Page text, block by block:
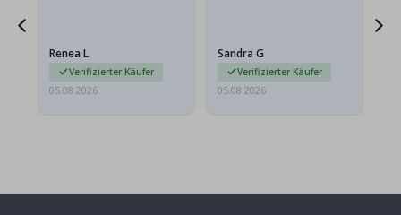
beschädigt…
Renea L
Verifizierter Käufer
05.08.2026
außerdem…
Sandra G
Verifizierter Käufer
05.08.2026